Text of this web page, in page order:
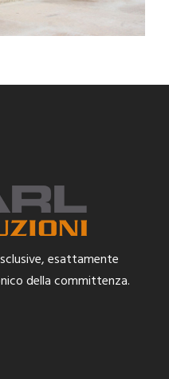
esattamente
della committenza.